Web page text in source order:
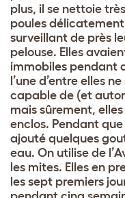
plus, il se nettoie
poules
surveillant de près
pelouse. Elles
immobiles pendant
l’une d’entre elles
capable de (et
mais sûrement,
enclos. Pendant
ajouté quelques
eau. On utilise de
les mites. Elles en
les sept premiers